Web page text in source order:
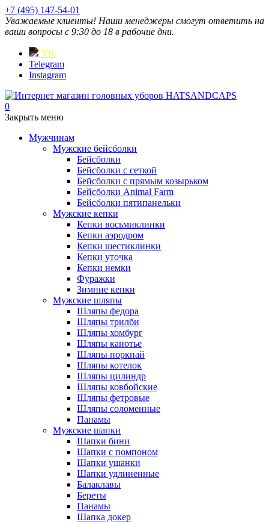
+7 (495) 147-54-01
Уважаемые клиенты! Наши менеджеры смогут ответить на
ваши вопросы с 9:30 до 18 в рабочие дни.
VK
Telegram
Instagram
0
Закрыть меню
Мужчинам
Мужские бейсболки
Бейсболки
Бейсболки с сеткой
Бейсболки с прямым козырьком
Бейсболки Animal Farm
Бейсболки пятипанельки
Мужские кепки
Кепки восьмиклинки
Кепки аэродром
Кепки шестиклинки
Кепки уточка
Кепки немки
Фуражки
Зимние кепки
Мужские шляпы
Шляпы федора
Шляпы трилби
Шляпы хомбург
Шляпы канотье
Шляпы поркпай
Шляпы котелок
Шляпы цилиндр
Шляпы ковбойские
Шляпы фетровые
Шляпы соломенные
Панамы
Мужские шапки
Шапки бини
Шапки с помпоном
Шапки ушанки
Шапки удлиненные
Балаклавы
Береты
Панамы
Шапка докер